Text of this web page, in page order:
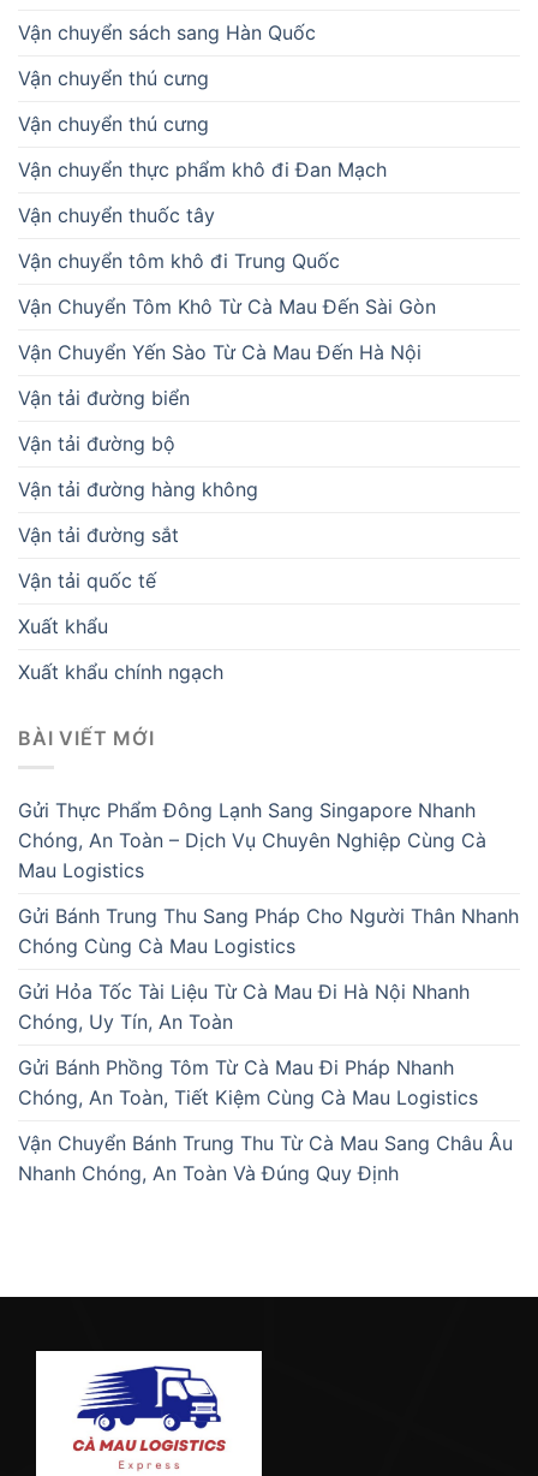
Vận chuyển sách sang Hàn Quốc
Vận chuyển thú cưng
Vận chuyển thú cưng
Vận chuyển thực phẩm khô đi Đan Mạch
Vận chuyển thuốc tây
Vận chuyển tôm khô đi Trung Quốc
Vận Chuyển Tôm Khô Từ Cà Mau Đến Sài Gòn
Vận Chuyển Yến Sào Từ Cà Mau Đến Hà Nội
Vận tải đường biển
Vận tải đường bộ
Vận tải đường hàng không
Vận tải đường sắt
Vận tải quốc tế
Xuất khẩu
Xuất khẩu chính ngạch
BÀI VIẾT MỚI
Gửi Thực Phẩm Đông Lạnh Sang Singapore Nhanh
Chóng, An Toàn – Dịch Vụ Chuyên Nghiệp Cùng Cà
Mau Logistics
Gửi Bánh Trung Thu Sang Pháp Cho Người Thân Nhanh
Chóng Cùng Cà Mau Logistics
Gửi Hỏa Tốc Tài Liệu Từ Cà Mau Đi Hà Nội Nhanh
Chóng, Uy Tín, An Toàn
Gửi Bánh Phồng Tôm Từ Cà Mau Đi Pháp Nhanh
Chóng, An Toàn, Tiết Kiệm Cùng Cà Mau Logistics
Vận Chuyển Bánh Trung Thu Từ Cà Mau Sang Châu Âu
Nhanh Chóng, An Toàn Và Đúng Quy Định